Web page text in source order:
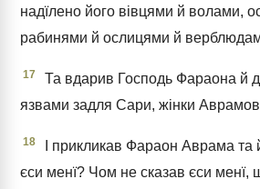
надїлено його вівцями й волами,
рабинями й ослицями й
17
Та вдарив Господь Фараона й
язвами задля Сари, жінки
18
І прикликав Фараон Аврама та
єси менї? Чом не сказав єси менї,